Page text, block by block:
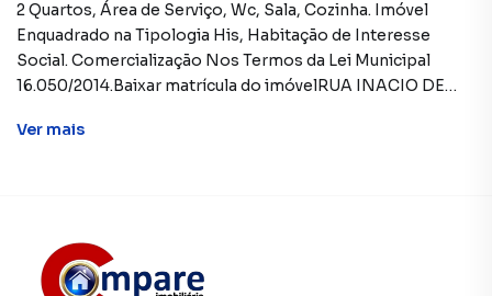
2 Quartos, Área de Serviço, Wc, Sala, Cozinha. Imóvel
Enquadrado na Tipologia His, Habitação de Interesse
Social. Comercialização Nos Termos da Lei Municipal
16.050/2014.Baixar matrícula do imóvelRUA INACIO DE
GUAIANAZES - CEP: 08450-450, SAO PAULO - SAO
proposta.REGRAS PARA PAGAMENTO DAS DESPESAS
(caso existam): Condomínio: Sob responsabilidade do
Ver mais